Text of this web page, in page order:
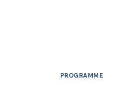
PROGRAMME